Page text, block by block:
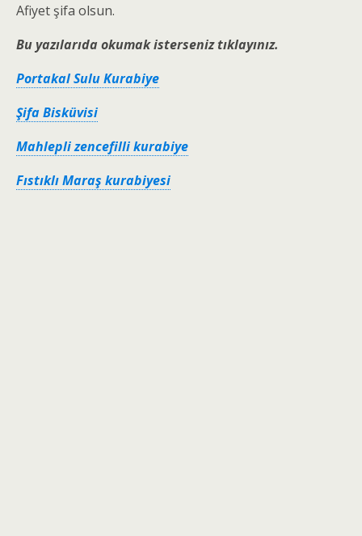
Afiyet şifa olsun.
Bu yazılarıda okumak isterseniz tıklayınız.
Portakal Sulu Kurabiye
Şifa Bisküvisi
Mahlepli zencefilli kurabiye
Fıstıklı Maraş kurabiyesi